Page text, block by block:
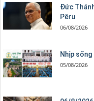
Đức
Pêru
06/08/2026
Nhịp sống
05/08/2026